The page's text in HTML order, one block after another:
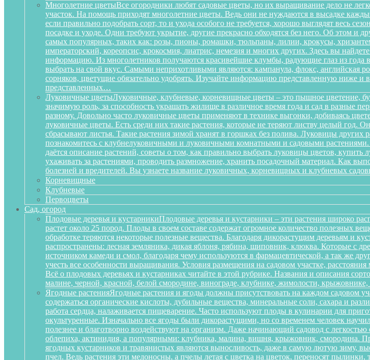
Многолетние цветыВсе огородники любят садовые цветы, но их выращивание дело не
участок. На помощь приходят многолетние цветы. Ведь они не нуждаются в высадке
если правильно подобрать сорт, то и ухода особого не требуется, хорошо выглядят весь
посадке и уходе. Одни требуют укрытие, другие прекрасно обходятся без него. Об этом и
самых популярных, таких как: розы, пионы, ромашки, тюльпаны, лилии, крокусы,
императорский, кореопсис, крокосмия, лиатрис, немезия и многих других. Здесь вы
информацию. Из многолетников получаются красивейшие клумбы, радующие глаз из
выбрать на свой вкус. Самыми неприхотливыми являются: кампанула, флокс, английская
сорняков, цветущие обязательно удобрять. Изучайте информацию представленную ниже
представленных…
Луковичные цветыЛуковичные, клубневые, корневищные цветы – это пышное цветение,
значимую роль, за способность украшать жилище в различное время года и сад в разные
разному. Довольно часто луковичные цветы применяют в технике выгонки, добиваясь
луковичные цветы. Есть среди них такие растения, которые не теряют листву целый год.
сбрасывают листья. Такие растения зимой хранят в горшках без полива. Луковицы
познакомитесь с клубнелуковичными и луковичными комнатными и садовыми
даётся описание растений, советы о том, как правильно выбрать луковицы цветов,
ухаживать за растениями, проводить размножение, хранить посадочный материал. Как
болезней и вредителей. Вы узнаете название луковичных, корневищных и клубневых
Корневищные
Клубневые
Первоцветы
Сад, огород
Плодовые деревья и кустарникиПлодовые деревья и кустарники – эти растения широко
растет около 25 пород. Плоды в своем составе содержат огромное количество полезных
обработке теряются некоторые полезные вещества. Благодаря дикорастущим деревьям и
распространены: лесная земляника, дикая яблоня, рябина, шиповник, клюква. Которые с
источником камеди и смол, благодаря чему используются в фармацевтической, а так же
учесть все особенности выращивания. Условия размещения на садовом участке,
Всё о плодовых деревьях и кустарниках читайте в этой рубрике. Названия и описания
малине, черной, красной, белой смородине, винограде, клубнике, жимолости, крыжовнике,
Ягодные растенияЯгодные растения и ягоды должны присутствовать на каждом садовом
содержаться органические кислоты, дубильные вещества, минеральные соли, сахара и
работа сердца, налаживается пищеварение. Часто используют плоды в кулинарии для
окультуренные. Изначально все ягоды были дикорастущими, но со временем человек
полезнее и благотворно воздействуют на организм. Даже начинающий садовод с
облепиха, актинидия, а популярными: клубника, малина, вишня, крыжовник, смородина.
ягодных кустарников и травянистых являются выносливость, даже в самую лютую зиму,
пчел. Ведь растения эти медоносны, а пчелы летая с цветка на цветок, переносят